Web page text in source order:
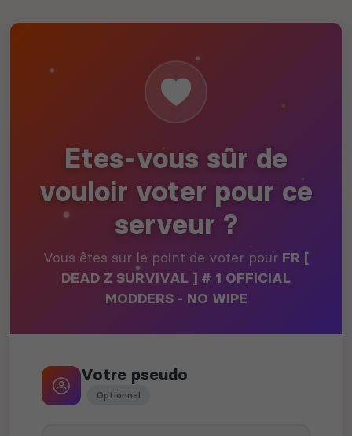
Etes-vous sûr de
vouloir voter pour ce
serveur ?
Vous êtes sur le point de voter pour FR [
DEAD Z SURVIVAL ] # 1 OFFICIAL
MODDERS - NO WIPE
Votre pseudo
Optionnel